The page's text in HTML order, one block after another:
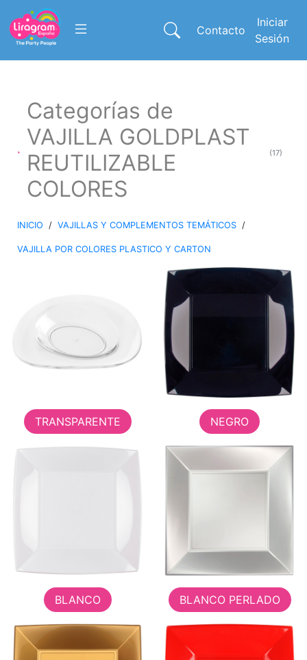
Contacto
Iniciar
Sesión
Categorías de
VAJILLA GOLDPLAST
REUTILIZABLE
COLORES
(17)
INICIO / VAJILLAS Y COMPLEMENTOS TEMÁTICOS /
VAJILLA POR COLORES PLASTICO Y CARTON
TRANSPARENTE NEGRO
BLANCO BLANCO PERLADO